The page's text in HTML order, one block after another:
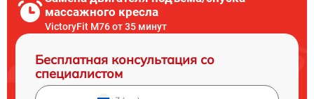
массажного кресла
VictoryFit M76 от 35 минут
Бесплатная консультация со
специалистом